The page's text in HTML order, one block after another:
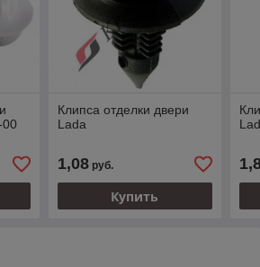
Клипса отделки двери
Lada
1,08руб.
Купить